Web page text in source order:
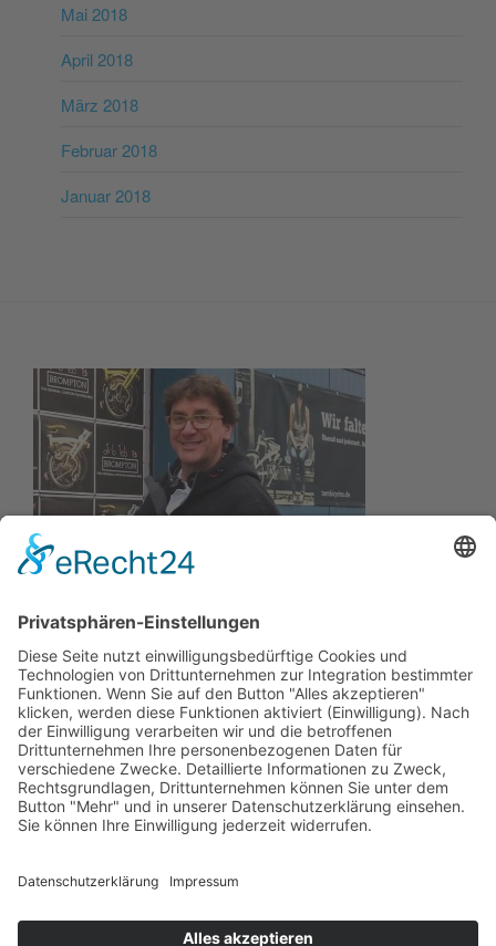
Mai 2018
April 2018
März 2018
Februar 2018
Januar 2018
Wir wollen Ihr persönlicher Online Marine Spezialist sein,
der sich auf die Fahne geschrieben hat, der zuverlässigste
und preiswerteste Anbieter zu sein.
Wir sind ständig im Wachstum und wissen Ihr Vertrauen zu
schätzen.
Kay-Lucas Kaniewski